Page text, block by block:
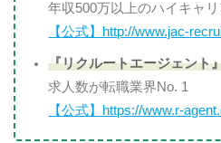
年収500万以上のハイキャ
【公式】http://www.jac-
『リクルートエージェント
求人数が転職業界No. 1
【公式】https://www.r-